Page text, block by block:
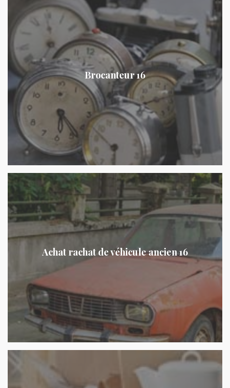
Brocanteur 16
Achat rachat de véhicule ancien 16